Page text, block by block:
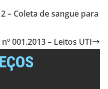
– Coleta de sangue para
001.2013 – Leitos UTI